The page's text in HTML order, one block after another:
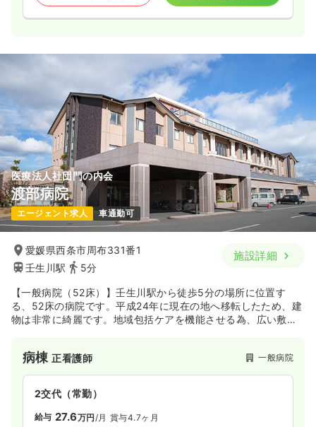
医療法人社団門の内会
渡部病院
エージェント求人 車通勤可
愛媛県西条市周布331番1
壬生川駅
5分
施設詳細
【一般病院（52床）】壬生川駅から徒歩5分の場所に位置す
る、52床の病院です。平成24年に現在の地へ移転したため、建
物は非常に綺麗です。地域包括ケアを機能させる為、広い敷地
ています。
病棟正看護師 一般病院
2交代（常勤）
給与 27.6万円/月 賞与4.7ヶ月